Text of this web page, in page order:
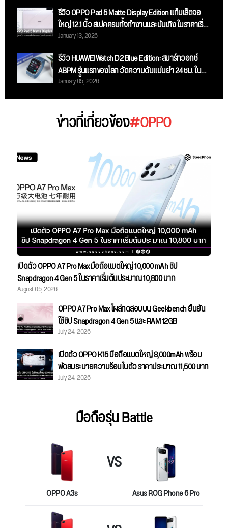
รีวิว OPPO Pad 5 Matte Display Edition แท็บเล็ตจอ
ใหญ่ 12.1 นิ้ว สเปคครบทั้งทำงานและบันเทิง ในราคาเริ่ม
ต้น 13,999 บาท
January 13, 2026
รีวิว HUAWEI Watch D2 Blue Edition: สมาร์ทวอทช์
ABPM รุ่นแรกของโลก วัดความดันแม่นยำ 24 ชม. ใน
ดีไซน์สีน้ำเงินสุดสปอร์ต!
January 05, 2026
ข่าวที่เกี่ยวข้อง#OPPO
เปิดตัว OPPO A7 Pro Max มือถือแบตใหญ่ 10,000 mAh ชิป
Snapdragon 4 Gen 5 ในราคาเริ่มต้นประมาณ 10,800 บาท
August 05, 2026
OPPO A7 Pro Max โผล่ทดสอบบน Geekbench ยืนยัน
ใช้ชิป Snapdragon 4 Gen 5 และ RAM 12GB
July 24, 2026
เปิดตัว OPPO K15 มือถือแบตใหญ่ 8,000mAh พร้อม
พัดลมระบายความร้อนในตัว ราคาประมาณ 11,500 บาท
July 24, 2026
มือถือรุ่น Battle
OPPO A3s
VS
Asus ROG Phone 6 Pro